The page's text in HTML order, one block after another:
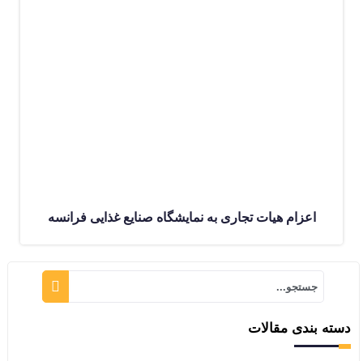
اعزام هیات تجاری به نمایشگاه صنایع غذایی فرانسه
دسته بندی مقالات